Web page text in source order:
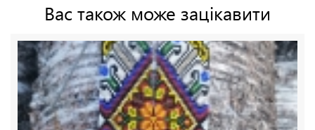
Вас також може зацікавити